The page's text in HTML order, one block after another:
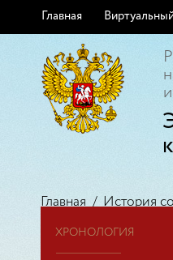
Главная
Главная / История
ХРОНОЛОГИЯ